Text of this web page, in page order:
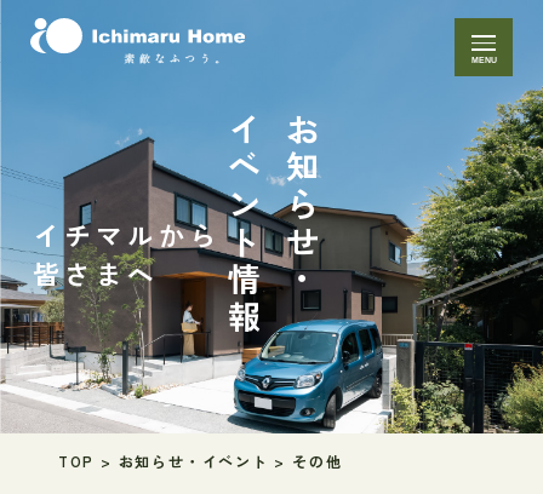
MENU
イチマルから
皆さまへ
お知らせ・
イベント情報
TOP > お知らせ・イベント > その他